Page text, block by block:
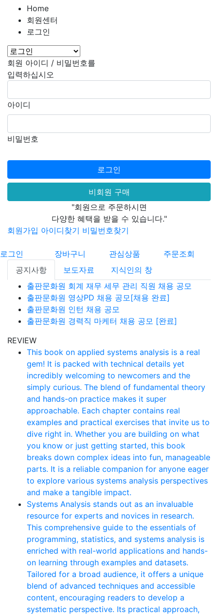
Home
회원센터
로그인
회원 아이디 / 비밀번호를
입력하십시오
아이디
비밀번호
로그인
비회원 구매
"회원으로 주문하시면
다양한 혜택을 받을 수 있습니다."
회원가입 아이디찾기 비밀번호찾기
로그인 장바구니 관심상품
주문조회
공지사항
보도자료
지식인의 창
출판문화원 회계 재무 세무 관리 직원 채용 공모
출판문화원 영상PD 채용 공모[채용 완료]
출판문화원 인턴 채용 공모
출판문화원 경력직 마케터 채용 공모 [완료]
REVIEW
This book on applied systems analysis is a real
gem! It is packed with technical details yet
incredibly welcoming to newcomers and the
simply curious. The blend of fundamental theory
and hands-on practice makes it super
approachable. Each chapter contains real
examples and practical exercises that invite us to
dive right in. Whether you are building on what
you know or just getting started, this book
breaks down complex ideas into fun, manageable
parts. It is a reliable companion for anyone eager
to explore various systems analysis perspectives
and make a tangible impact.
Systems Analysis stands out as an invaluable
resource for experts and novices in research.
This comprehensive guide to the essentials of
programming, statistics, and systems analysis is
enriched with real-world applications and hands-
on learning through examples and datasets.
Tailored for a broad audience, it offers a unique
blend of advanced techniques and accessible
content, encouraging readers to develop a
systematic perspective. Its practical approach,